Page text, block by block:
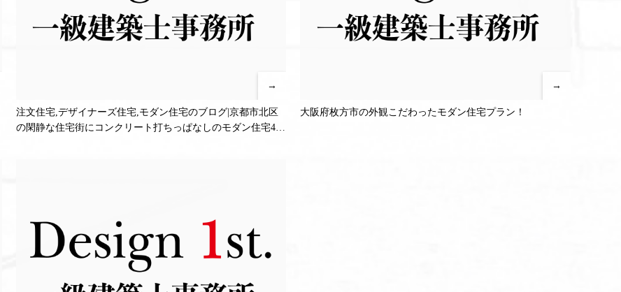
→
注文住宅,デザイナーズ住宅,モダン住宅のブログ|京都市北区
の閑静な住宅街にコンクリート打ちっぱなしのモダン住宅4・
→
大阪府枚方市の外観こだわったモダン住宅プラン！